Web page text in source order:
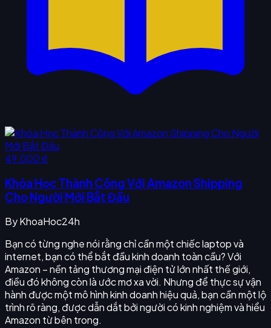
49.000 ₫
Khóa Học Thành Công Với Amazon Shipping
Cho Người Mới Bắt Đầu
ByKhoaHoc24h
Bạn có từng nghe nói rằng chỉ cần một chiếc laptop và
internet, bạn có thể bắt đầu kinh doanh toàn cầu? Với
Amazon – nền tảng thương mại điện tử lớn nhất thế giới,
điều đó không còn là ước mơ xa vời. Nhưng để thực sự vận
hành được một mô hình kinh doanh hiệu quả, bạn cần một lộ
trình rõ ràng, được dẫn dắt bởi người có kinh nghiệm và hiểu
Amazon từ bên trong.